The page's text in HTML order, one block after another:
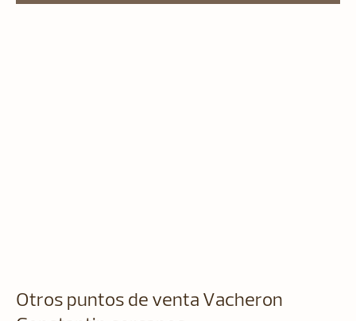
Otros puntos de venta Vacheron